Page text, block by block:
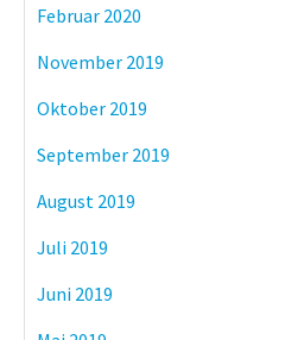
Februar 2020
November 2019
Oktober 2019
September 2019
August 2019
Juli 2019
Juni 2019